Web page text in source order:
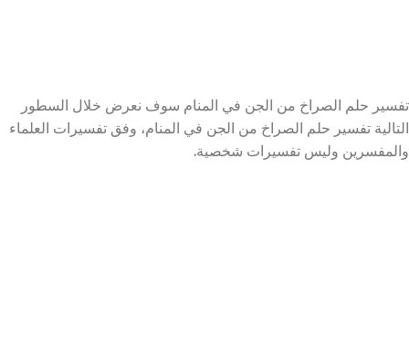
تفسير حلم الصراخ من الجن في المنام سوف نعرض خلال السطور
التالية تفسير حلم الصراخ من الجن في المنام، وفق تفسيرات العلماء
والمفسرين وليس تفسيرات شخصية.